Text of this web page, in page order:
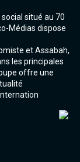
situé au 70
Médias dispose
et Assabah,
les principales
offre une